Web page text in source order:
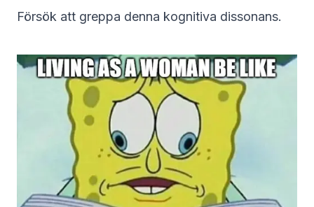
Försök att greppa denna kognitiva dissonans.